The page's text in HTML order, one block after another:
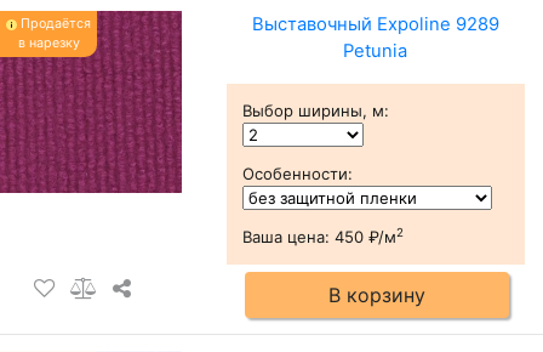
Продаётся
в нарезку
Выставочный Expoline 9289
Petunia
Выбор ширины, м:
Особенности:
Ваша цена: 450 ₽/м2
В корзину